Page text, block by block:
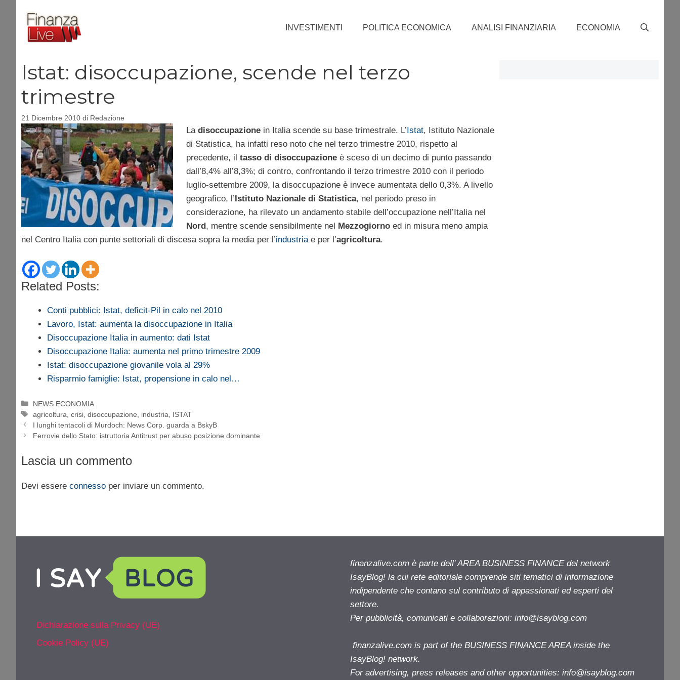
contenuto
INVESTIMENTI POLITICA ECONOMICA ANALISI FINANZIARIA ECONOMIA
Istat: disoccupazione, scende nel terzo
trimestre
21 Dicembre 2010 di Redazione
Ladisoccupazionein Italia scende su base trimestrale. L’Istat, Istituto Nazionale
di Statistica, ha infatti reso noto che nel terzo trimestre 2010, rispetto al
precedente, il tasso di disoccupazioneè sceso di un decimo di punto passando
dall’8,4% all’8,3%; di contro, confrontando il terzo trimestre 2010 con il periodo
luglio-settembre 2009, la disoccupazione è invece aumentata dello 0,3%. A livello
geografico, l’Istituto Nazionale di Statistica, nel periodo preso in
considerazione, ha rilevato un andamento stabile dell’occupazione nell’Italia nel
Nord, mentre scende sensibilmente nel Mezzogiornoed in misura meno ampia
nel Centro Italia con punte settoriali di discesa sopra la media per l’industria e per l’agricoltura.
Related Posts:
Conti pubblici: Istat, deficit-Pil in calo nel 2010
Lavoro, Istat: aumenta la disoccupazione in Italia
Disoccupazione Italia in aumento: dati Istat
Disoccupazione Italia: aumenta nel primo trimestre 2009
Istat: disoccupazione giovanile vola al 29%
Risparmio famiglie: Istat, propensione in calo nel…
Categorie
NEWS ECONOMIA
Tag
agricoltura ,crisi ,disoccupazione industria
ISTAT
I lunghi tentacoli di Murdoch: News Corp. guarda a BskyB
Ferrovie dello Stato: istruttoria Antitrust per abuso posizione dominante
Lascia un commento
Devi essere connesso per inviare un commento.
Dichiarazione sulla Privacy (UE)
Cookie Policy (UE)
finanzalive.com è parte dell' AREA BUSINESS FINANCE del network
IsayBlog! la cui rete editoriale comprende siti tematici di informazione
indipendente che contano sul contributo di appassionati ed esperti del
settore.
Per pubblicità, comunicati e collaborazioni: info@isayblog.com
finanzalive.com is part of the BUSINESS FINANCE AREA inside the
IsayBlog! network.
For advertising, press releases and other opportunities: info@isayblog.com